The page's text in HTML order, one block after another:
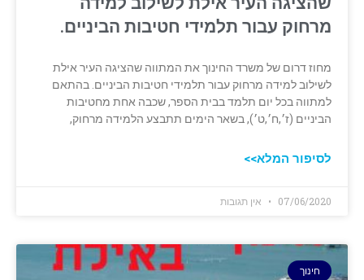
מרחוק עבור תלמידי חטיבות הביניים.
מחוז דרום של משרד החינוך את המתווה שהציגה העיר אילת
לשילוב למידה מרחוק עבור תלמידי חטיבות הביניים. בהתאם
למתווה בכל יום תלמד בבית הספר, שכבה אחת מחטיבות
הביניים (ז׳,ח׳,ט׳), בשאר הימים תתבצע הלמידה מרחוק,
לסיפור המלא>>
07/06/2020 אין תגובות
חינוך